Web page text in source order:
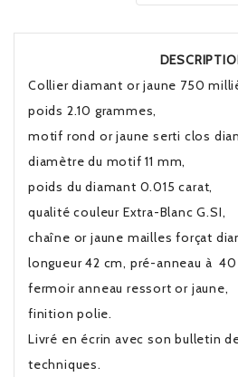
Collier diamant or jaune 750
poids 2.10 grammes,
motif rond or jaune serti clos
diamètre du motif 11 mm,
poids du diamant 0.015 carat,
qualité couleur Extra-Blanc G.SI,
chaîne or jaune mailles forçat
longueur 42 cm, pré-anneau à
fermoir anneau ressort or jaune,
finition polie.
Livré en écrin avec son bulletin
techniques.